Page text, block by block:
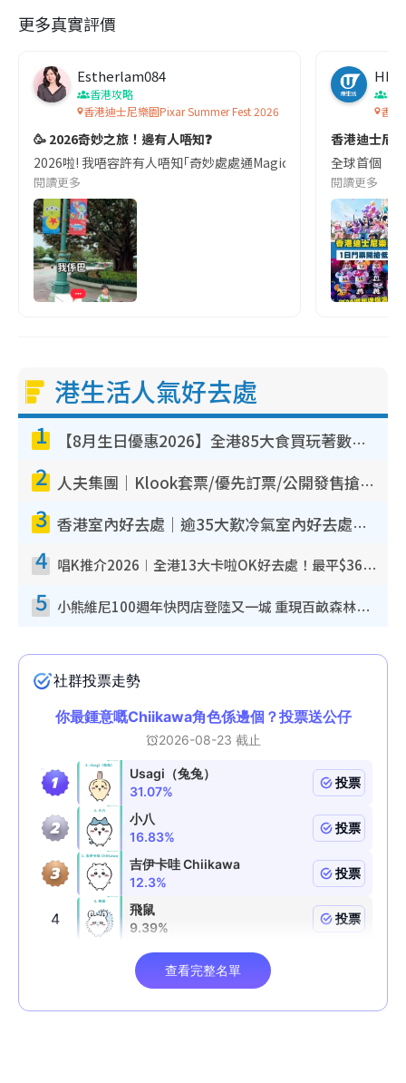
更多真實評價
Estherlam084
香港攻略
香港迪士尼樂園Pixar Summer Fest 2026
🥳 2026奇妙之旅！邊有人唔知❓
2026啦! 我唔容許有人唔知｢奇妙處處通Magic Assess｣有咩會員
閱讀更多
HK
著
香港
香港迪士尼
全球首個《
閱讀更多
港生活人氣好去處
1 【8月生日優惠2026】全港85大食買玩著數攻略 自助餐/火鍋放題同行免費＋誠品/DONKI送現金券
2 人夫集團｜Klook套票/優先訂票/公開發售搶飛攻略！附票價.購票連結.場地座位表
3 香港室內好去處｜逾35大歎冷氣室內好去處推介 室內活動免費避雨無懼落雨
4 唱K推介2026︱全港13大卡啦OK好去處！最平$36起 日文K都有！(附地址+收費詳情)
5 小熊維尼100週年快閃店登陸又一城 重現百畝森林經典場景／獨家限定盲盒登場／專屬DIY香水